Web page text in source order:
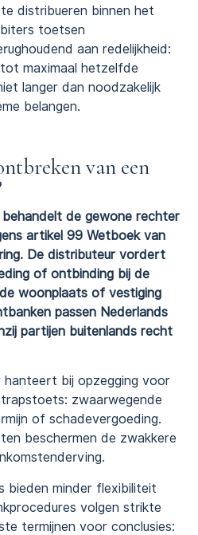
distribueren binnen het
toetsen
aan redelijkheid:
maximaal hetzelfde
langer dan noodzakelijk
belangen.
van een
de gewone rechter
artikel 99 Wetboek van
De distributeur vordert
of ontbinding bij de
woonplaats of vestiging
passen Nederlands
partijen buitenlands recht
hanteert bij opzegging voor
zwaarwegende
of schadevergoeding.
beschermen de zwakkere
bieden minder flexibiliteit
volgen strikte
termijnen voor conclusies: